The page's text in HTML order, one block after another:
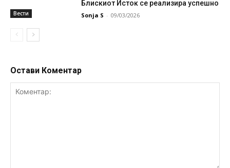
Вести
Блискиот Исток се реализира успешно
Sonja S - 09/03/2026
Остави Коментар